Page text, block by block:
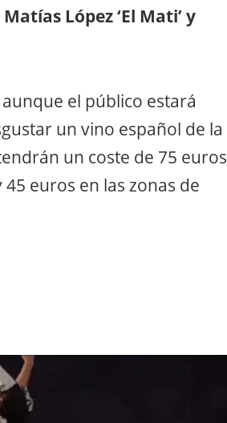
López ‘El Mati’ y
el público estará
un vino español de la
un coste de 75 euros
euros en las zonas de